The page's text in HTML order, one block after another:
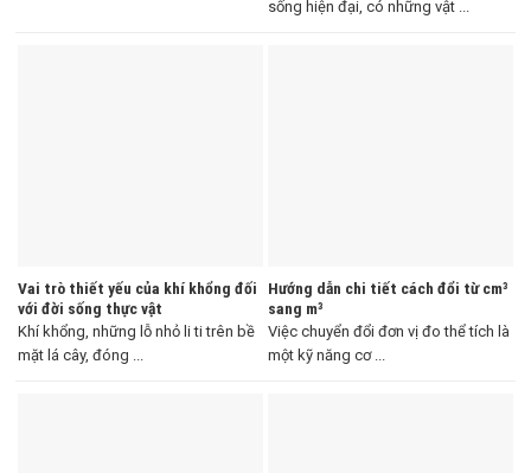
sống hiện đại, có những vật ...
Vai trò thiết yếu của khí khổng đối
với đời sống thực vật
Khí khổng, những lỗ nhỏ li ti trên bề
mặt lá cây, đóng ...
Hướng dẫn chi tiết cách đổi từ cm³
sang m³
Việc chuyển đổi đơn vị đo thể tích là
một kỹ năng cơ ...